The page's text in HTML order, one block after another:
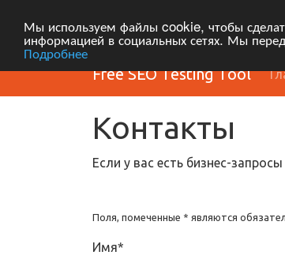
Мы используем файлы cookie, чтобы
информацией в социальных сетях. Мы
Подробнее
Free SEO Testing Tool
Контакты
Если у вас есть бизнес-
Поля, помеченные * являются
Имя*